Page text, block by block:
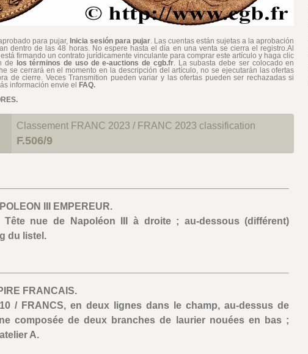
para pujar,Inicia sesión para pujar . Las cuentas están sujetas a la aprobación
dentro de las 48 horas. No espere hasta el día en una venta se cierra el registro.Al
firmando un contrato jurídicamente vinculante para comprar este artículo y haga clic
de los términos de uso de e-auctions de cgb.fr. La subasta debe ser colocado en
se cerrará en el momento en la descripción del artículo, no se ejecutarán las ofertas
de cierre. Veces Transmition pueden variar y las ofertas pueden ser rechazadas si
información envie el FAQ.
Classement FRANC 2023 / FRANC 2023 classification
F.506/9
III EMPEREUR.
Tête nue de Napoléon III à droite ; au-dessous (différent)
du listel.
FRANCAIS.
10 / FRANCS, en deux lignes dans le champ, au-dessus de
composée de deux branches de laurier nouées en bas ;
A.